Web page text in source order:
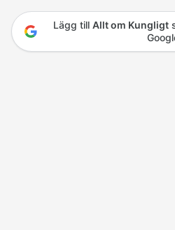
Lägg till Allt om Kungligt